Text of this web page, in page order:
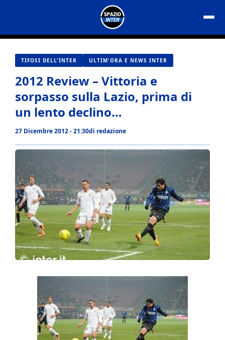
contenuto
TIFOSI DELL'INTER ULTIM'ORA E NEWS INTER
2012 Review – Vittoria e
sorpasso sulla Lazio, prima di
un lento declino…
27 Dicembre 2012 - 21:30di redazione